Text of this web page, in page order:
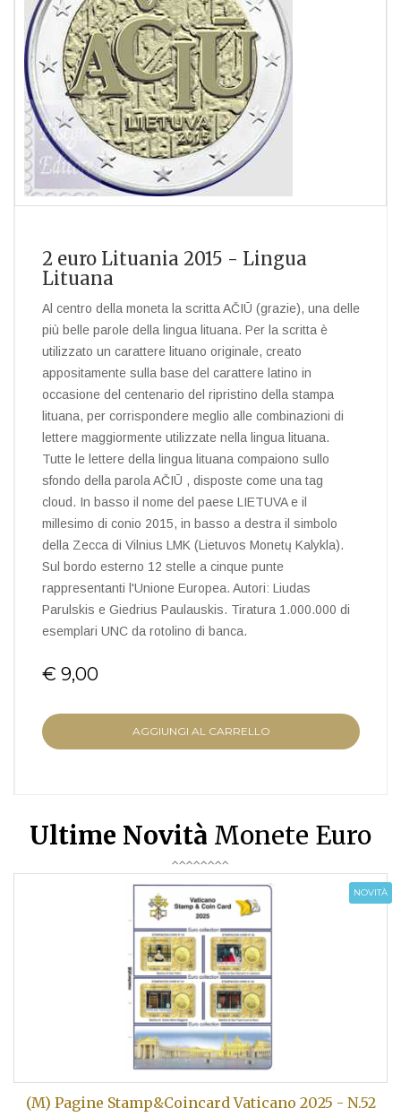
2 euro Lituania 2015 - Lingua
Lituana
Al centro della moneta la scritta AČIŪ (grazie), una delle
più belle parole della lingua lituana. Per la scritta è
utilizzato un carattere lituano originale, creato
appositamente sulla base del carattere latino in
occasione del centenario del ripristino della stampa
lituana, per corrispondere meglio alle combinazioni di
lettere maggiormente utilizzate nella lingua lituana.
Tutte le lettere della lingua lituana compaiono sullo
sfondo della parola AČIŪ , disposte come una tag
cloud. In basso il nome del paese LIETUVA e il
millesimo di conio 2015, in basso a destra il simbolo
della Zecca di Vilnius LMK (Lietuvos Monetų Kalykla).
Sul bordo esterno 12 stelle a cinque punte
rappresentanti l'Unione Europea. Autori: Liudas
Parulskis e Giedrius Paulauskis. Tiratura 1.000.000 di
esemplari UNC da rotolino di banca.
€ 9,00
AGGIUNGI AL CARRELLO
Ultime Novità Monete Euro
NOVITÀ
(M) Pagine Stamp&Coincard Vaticano 2025 - N.52